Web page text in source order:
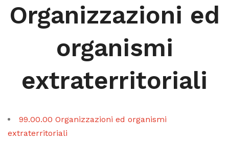
Organizzazioni ed
organismi
extraterritoriali
99.00.00 Organizzazioni ed organismi
extraterritoriali